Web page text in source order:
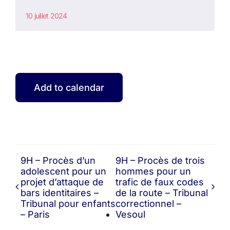
10 juillet 2024
Add to calendar
9H – Procès d’un
adolescent pour un
projet d’attaque de
bars identitaires –
Tribunal pour enfants
– Paris
9H – Procès de trois
hommes pour un
trafic de faux codes
de la route – Tribunal
correctionnel –
Vesoul